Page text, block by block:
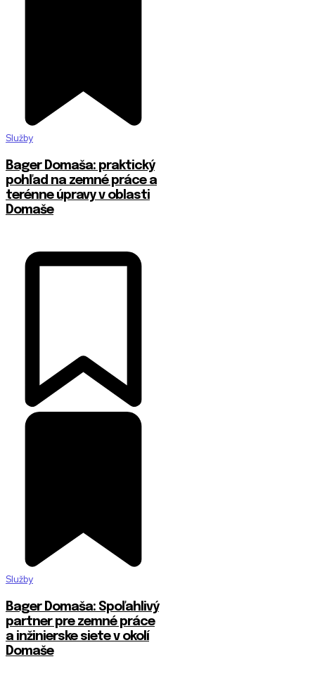
Služby
Bager Domaša: praktický
pohľad na zemné práce a
terénne úpravy v oblasti
Domaše
Služby
Bager Domaša: Spoľahlivý
partner pre zemné práce
a inžinierske siete v okolí
Domaše